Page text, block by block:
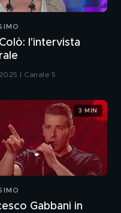
l'intervista
| Canale 5
Gabbani in
3 MIN